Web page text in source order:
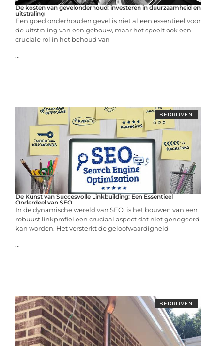
De kosten van gevelonderhoud: investeren in duurzaamheid en
uitstraling
Een goed onderhouden gevel is niet alleen essentieel voor
de uitstraling van een gebouw, maar het speelt ook een
cruciale rol in het behoud van
...
BEDRIJVEN
De Kunst van Succesvolle Linkbuilding: Een Essentieel
Onderdeel van SEO
In de dynamische wereld van SEO, is het bouwen van een
robuust linkprofiel een cruciaal aspect dat niet genegeerd
kan worden. Het versterkt de geloofwaardigheid
...
BEDRIJVEN